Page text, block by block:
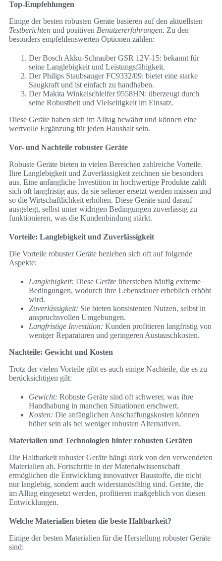
Top-Empfehlungen
Einige der besten robusten Geräte basieren auf den aktuellsten
Testberichten und positiven Benutzererfahrungen. Zu den
besonders empfehlenswerten Optionen zählen:
Der Bosch Akku-Schrauber GSR 12V-15: bekannt für
seine Langlebigkeit und Leistungsfähigkeit.
Der Philips Staubsauger FC9332/09: bietet eine starke
Saugkraft und ist einfach zu handhaben.
Der Makita Winkelschleifer 9558HN: überzeugt durch
seine Robustheit und Vielseitigkeit im Einsatz.
Diese Geräte haben sich im Alltag bewährt und können eine
wertvolle Ergänzung für jeden Haushalt sein.
Vor- und Nachteile robuster Geräte
Robuste Geräte bieten in vielen Bereichen zahlreiche Vorteile.
Ihre Langlebigkeit und Zuverlässigkeit zeichnen sie besonders
aus. Eine anfängliche Investition in hochwertige Produkte zahlt
sich oft langfristig aus, da sie seltener ersetzt werden müssen und
so die Wirtschaftlichkeit erhöhen. Diese Geräte sind darauf
ausgelegt, selbst unter widrigen Bedingungen zuverlässig zu
funktionieren, was die Kundenbindung stärkt.
Vorteile: Langlebigkeit und Zuverlässigkeit
Die Vorteile robuster Geräte beziehen sich oft auf folgende
Aspekte:
Langlebigkeit: Diese Geräte überstehen häufig extreme
Bedingungen, wodurch ihre Lebensdauer erheblich erhöht
wird.
Zuverlässigkeit: Sie bieten konsistenten Nutzen, selbst in
anspruchsvollen Umgebungen.
Langfristige Investition: Kunden profitieren langfristig von
weniger Reparaturen und geringeren Austauschkosten.
Nachteile: Gewicht und Kosten
Trotz der vielen Vorteile gibt es auch einige Nachteile, die es zu
berücksichtigen gilt:
Gewicht: Robuste Geräte sind oft schwerer, was ihre
Handhabung in manchen Situationen erschwert.
Kosten: Die anfänglichen Anschaffungskosten können
höher sein als bei weniger robusten Alternativen.
Materialien und Technologien hinter robusten Geräten
Die Haltbarkeit robuster Geräte hängt stark von den verwendeten
Materialien ab. Fortschritte in der Materialwissenschaft
ermöglichen die Entwicklung innovativer Baustoffe, die nicht
nur langlebig, sondern auch widerstandsfähig sind. Geräte, die
im Alltag eingesetzt werden, profitieren maßgeblich von diesen
Entwicklungen.
Welche Materialien bieten die beste Haltbarkeit?
Einige der besten Materialien für die Herstellung robuster Geräte
sind: